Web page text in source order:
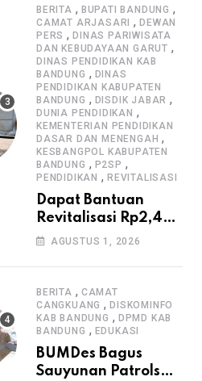
BERITA , BUPATI BANDUNG ,
CAMAT ARJASARI ,DEWAN
PERS ,DINAS PARIWISATA
DAN KEBUDAYAAN GARUT ,
DINAS PENDIDIKAN KAB
BANDUNG , DINAS
PENDIDIKAN KABUPATEN
BANDUNG , DISDIK JABAR ,
DUNIA PENDIDIKAN ,
KEMENTERIAN PENDIDIKAN
DASAR DAN MENENGAH ,
KESBANGPOL KABUPATEN
BANDUNG , P2SP ,
PENDIDIKAN , REVITALISASI
Dapat Bantuan
Revitalisasi Rp2,4
Miliar, SMPN 1
Masyarakat Sambut
Antusias
AGUSTUS 1, 2026
BERITA , CAMAT
CANGKUANG ,DISKOMINFO
KAB BANDUNG , DPMD KAB
BANDUNG , EDUKASI
BUMDes Bagus
Sauyunan Patrolsari